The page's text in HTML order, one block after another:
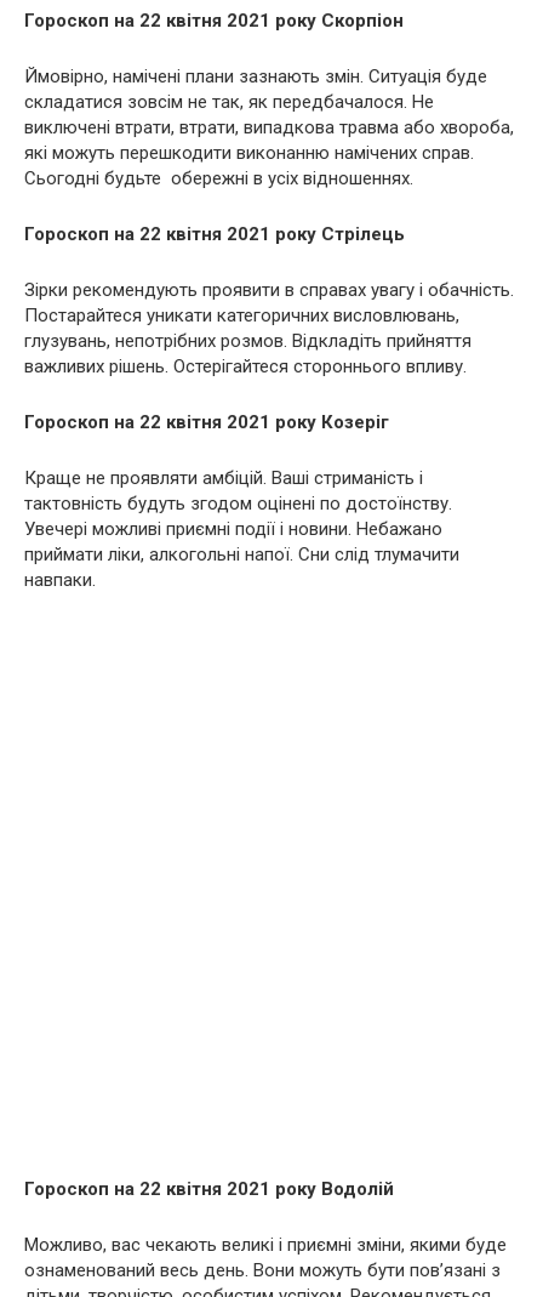
Гороскоп на 22 квітня 2021 року Скорпіон
Ймовірно, намічені плани зазнають змін. Ситуація буде
складатися зовсім не так, як передбачалося. Не
виключені втрати, втрати, випадкова травма або хвороба,
які можуть перешкодити виконанню намічених справ.
Сьогодні будьте обережні в усіх відношеннях.
Гороскоп на 22 квітня 2021 року Стрілець
Зірки рекомендують проявити в справах увагу і обачність.
Постарайтеся уникати категоричних висловлювань,
глузувань, непотрібних розмов. Відкладіть прийняття
важливих рішень. Остерігайтеся стороннього впливу.
Гороскоп на 22 квітня 2021 року Козеріг
Краще не проявляти амбіцій. Ваші стриманість і
тактовність будуть згодом оцінені по достоїнству.
Увечері можливі приємні події і новини. Небажано
приймати ліки, алкогольні напої. Сни слід тлумачити
навпаки.
Гороскоп на 22 квітня 2021 року Водолій
Можливо, вас чекають великі і приємні зміни, якими буде
ознаменований весь день. Вони можуть бути пов’язані з